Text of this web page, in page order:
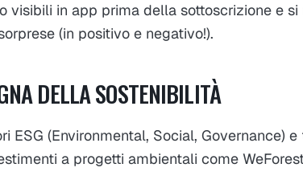
visibili in app prima della sottoscrizione e
(in positivo e negativo!).
DELLA SOSTENIBILITÀ
ESG (Environmental, Social, Governance)
a progetti ambientali come